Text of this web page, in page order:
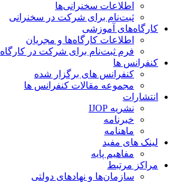
اطلاعات سخنرانی‌‌ها
ثبت‌نام برای شرکت در سخنرانی
کارگاه‌های آموزشی
اطلاعات کارگاه‌ها و مجریان
فرم ثبت‌نام برای شرکت در کارگاه
کنفرانس ها
کنفرانس های برگزار شده
مجموعه مقالات کنفرانس ها
انتشارات
نشریه IJOP
خبرنامه
ماهنامه
لینک های مفید
مفاهیم پایه
مراکز مرتبط
سازمان‌ها و نهادهای دولتی